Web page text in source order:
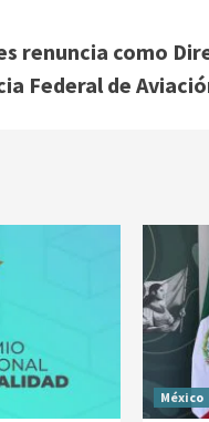
renuncia como
Federal de
México